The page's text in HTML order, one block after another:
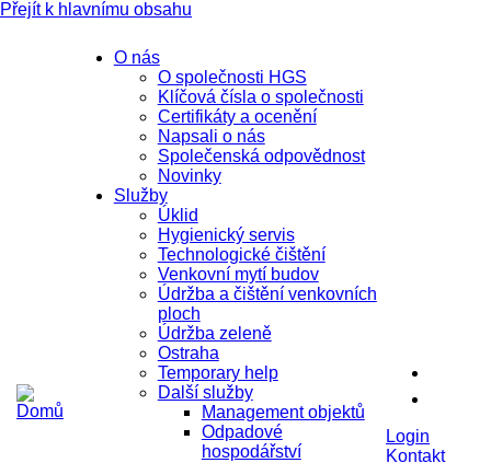
Přejít k hlavnímu obsahu
O nás
O společnosti HGS
Klíčová čísla o společnosti
Certifikáty a ocenění
Napsali o nás
Společenská odpovědnost
Novinky
Služby
Úklid
Hygienický servis
Technologické čištění
Venkovní mytí budov
Údržba a čištění venkovních
ploch
Údržba zeleně
Ostraha
Temporary help
Další služby
Management objektů
Odpadové
hospodářství
Login
Kontakt